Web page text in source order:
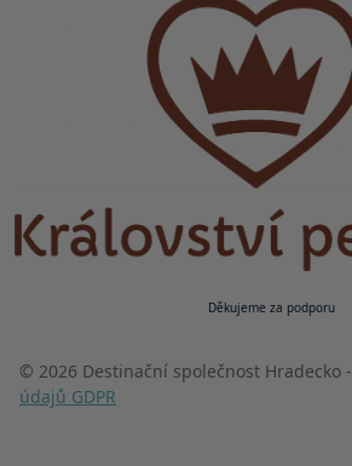
Děkujeme za podporu
© 2026 Destinační společnost Hradecko -
údajů GDPR